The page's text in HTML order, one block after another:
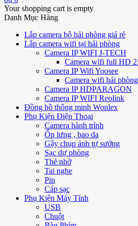
Your shopping cart is empty
Danh Mục Hàng
Lắp camera bộ hải phòng giá rẻ
Lắp camera wifi tại hải phòng
Camera IP WIFI J-TECH
Camera wifi full HD
Camera IP Wifi Yoosee
Camera wifi hải
Camera IP HDPARAGON
Camera IP WIFI Reolink
Đồng hồ thông minh Wonlex
Phụ Kiện Điện Thoại
Camera hành trình
Ốp lưng , bao da
Gậy chụp ảnh tự sướng
Sạc dự phòng
Thẻ nhớ
Tai nghe
Pin
Cáp sạc
Phụ Kiện Máy Tính
USB
Chuột